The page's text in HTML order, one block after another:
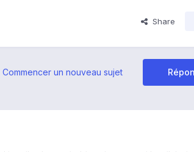
Share
Commencer un nouveau sujet